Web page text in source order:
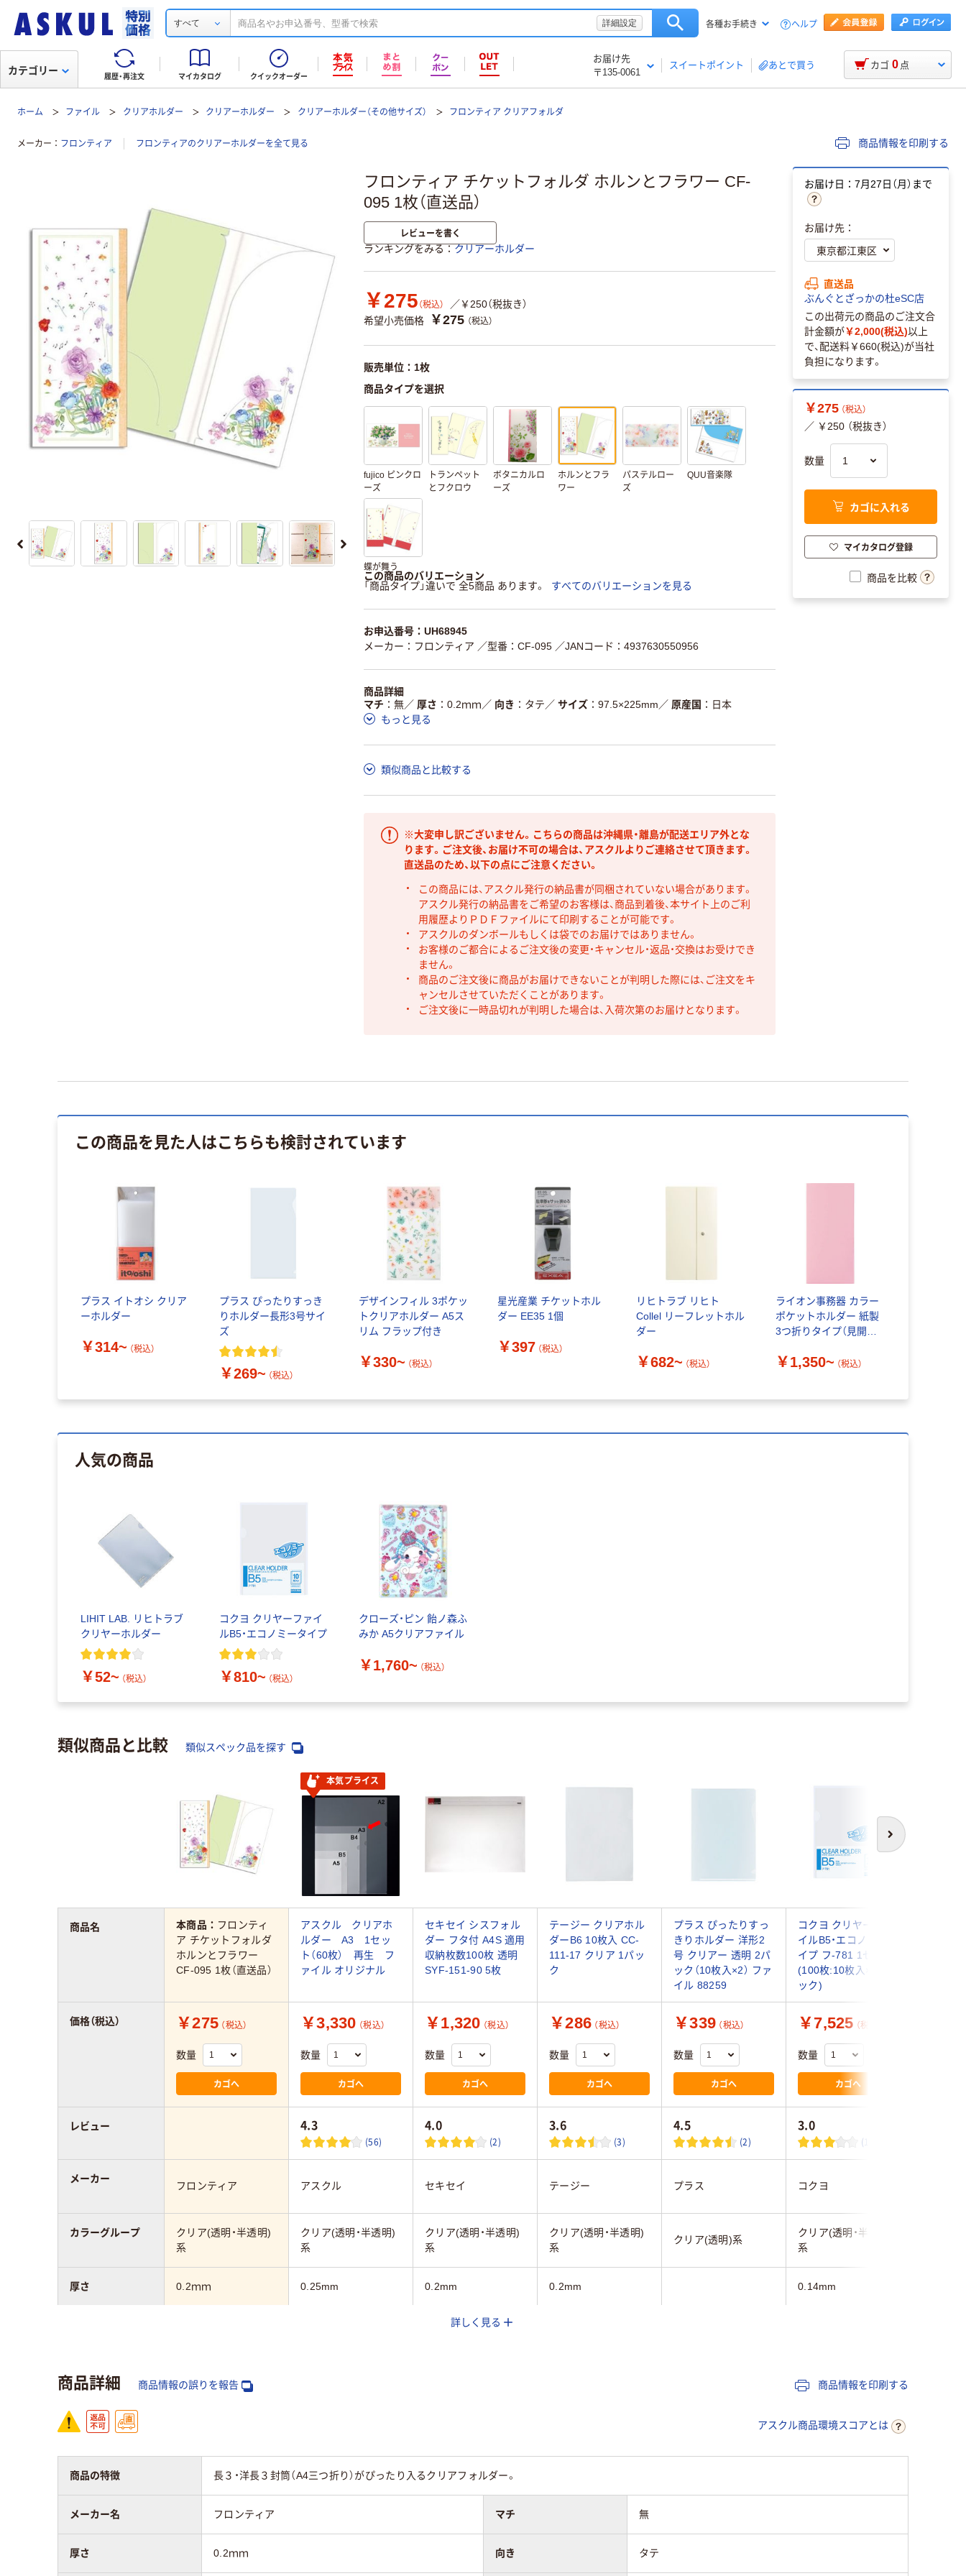
すべて 詳細設定 各種お手続き ヘルプ
履歴・再注文 マイカタログ クイックオーダー
お届け先
〒135-0061
スイートポイント あとで買う
カテゴリー カゴ 0 点
ホーム ファイル クリアホルダー クリアーホルダー クリアーホルダー（その他サイズ） フロンティア クリアフォルダ
メーカー フロンティア フロンティアのクリアーホルダーを全て見る 商品情報を印刷する
フロンティア チケットフォルダ ホルンとフラワー CF-
095 1枚（直送品）
レビューを書く
ランキングをみる クリアーホルダー
￥275 （税込）
／￥250（税抜き）
希望小売価格
￥275 （税込）
販売単位：1枚
商品タイプを選択
fujico ピンクロ
ーズ
トランペット
とフクロウ
ボタニカルロ
ーズ
ホルンとフラ
ワー
パステルロー
ズ
QUU音楽隊
蝶が舞う
この商品のバリエーション
「商品タイプ」違いで 全5商品 あります。
すべてのバリエーションを見る
お申込番号：UH68945
メーカー：フロンティア ／型番：CF-095 ／JANコード：4937630550956
商品詳細
マチ
無／ 厚さ 0.2ｍｍ ／ 向き タテ ／ サイズ 97.5×225mm ／ 原産国
日本
もっと見る
類似商品と比較する
※大変申し訳ございません。こちらの商品は沖縄県・離島が配送エリア外とな
ります。ご注文後、お届け不可の場合は、アスクルよりご連絡させて頂きます。
直送品のため、以下の点にご注意ください。
この商品には、アスクル発行の納品書が同梱されていない場合があります。
アスクル発行の納品書をご希望のお客様は、商品到着後、本サイト上のご利
用履歴よりＰＤＦファイルにて印刷することが可能です。
アスクルのダンボールもしくは袋でのお届けではありません。
お客様のご都合によるご注文後の変更・キャンセル・返品・交換はお受けでき
ません。
商品のご注文後に商品がお届けできないことが判明した際には、ご注文をキ
ャンセルさせていただくことがあります。
ご注文後に一時品切れが判明した場合は、入荷次第のお届けとなります。
お届け日：7月27日（月）まで
お届け先：
直送品
ぶんぐとざっかの杜eSC店
この出荷元の商品のご注文合
計金額が￥2,000(税込)以上
で、配送料￥660(税込)が当社
負担になります。
￥275 （税込）
／ ￥250 （税抜き）
数量
カゴに入れる
マイカタログ登録
商品を比較
この商品を見た人はこちらも検討されています
プラス イトオシ クリア
ーホルダー
￥314~ （税込）
プラス ぴったりすっき
りホルダー長形3号サイ
ズ
￥269~ （税込）
デザインフィル 3ポケッ
トクリアホルダー A5ス
リム フラップ付き
￥330~ （税込）
星光産業 チケットホル
ダー EE35 1個
￥397 （税込）
リヒトラブ リヒト
Collel リーフレットホル
ダー
￥682~ （税込）
ライオン事務器 カラー
ポケットホルダー 紙製
3つ折りタイプ（見開き
￥1,350~ （税込）
人気の商品
LIHIT LAB. リヒトラブ
クリヤーホルダー
￥52~ （税込）
コクヨ クリヤーファイ
ルB5・エコノミータイプ
￥810~ （税込）
クローズ・ピン 飴ノ森ふ
みか A5クリアファイル
￥1,760~ （税込）
類似商品と比較 類似スペック品を探す
次へ
本気プライス
本商品： フロンティ
ア チケットフォルダ
ホルンとフラワー
CF-095 1枚（直送品）
アスクル クリアホ
ルダー A3 1セッ
ト（60枚） 再生 フ
ァイル オリジナル
セキセイ シスフォル
ダー フタ付 A4S 適用
収納枚数100枚 透明
SYF-151-90 5枚
テージー クリアホル
ダーB6 10枚入 CC-
111-17 クリア 1パッ
ク
プラス ぴったりすっ
きりホルダー 洋形2
号 クリアー 透明 2パ
ック（10枚入×2） ファ
イル 88259
コクヨ クリヤーファ
イルB5・エコノミータ
イプ フ-781 1セット
(100枚:10枚入×10パ
ック)
￥275 （税込）
数量
カゴへ
￥3,330 （税込）
数量
カゴへ
￥1,320 （税込）
数量
カゴへ
￥286 （税込）
数量
カゴへ
￥339 （税込）
数量
カゴへ
￥7,525 （税込）
数量
カゴへ
4.3
(56)
4.0
(2)
3.6
(3)
4.5
(2)
3.0
(1)
フロンティア アスクル セキセイ テージー プラス コクヨ
クリア(透明・半透明)
系
クリア(透明・半透明)
系
クリア(透明・半透明)
系
クリア(透明・半透明)
系
クリア(透明)系
クリア(透明・半透明)
系
0.2ｍｍ 0.25mm 0.2mm 0.2mm 0.14mm
商品名
価格（税込）
レビュー
メーカー
カラーグループ
厚さ
アスクル商品環境
スコア
詳しく見る
商品詳細 商品情報の誤りを報告 商品情報を印刷する
アスクル商品環境スコアとは
商品の特徴 長３・洋長３封筒（A4三つ折り）がぴったり入るクリアフォルダー。
メーカー名 フロンティア マチ 無
厚さ 0.2ｍｍ 向き タテ